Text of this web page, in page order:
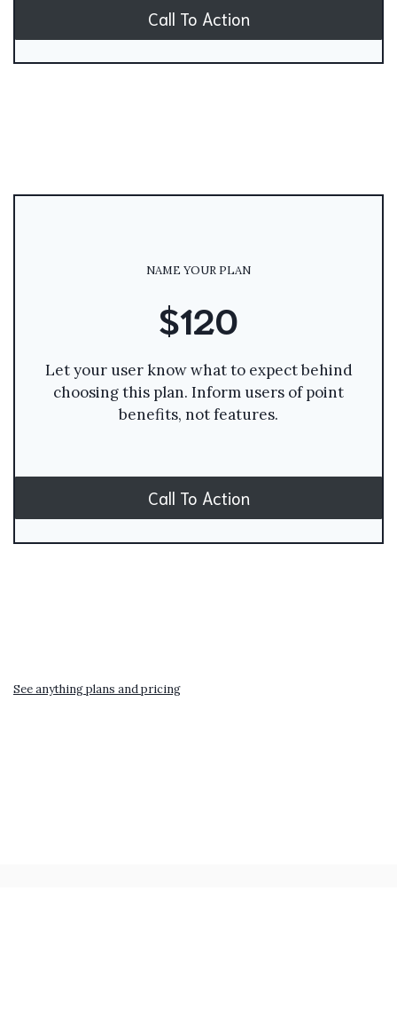
Call To Action
NAME YOUR PLAN
$120
Let your user know what to expect behind
choosing this plan. Inform users of point
benefits, not features.
Call To Action
See anything plans and pricing